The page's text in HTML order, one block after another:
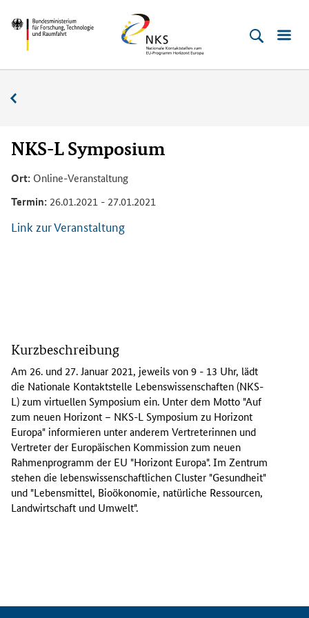
zum
Inhalt
(Eingabetaste)
zum
Hauptmenu
(Eingabetaste)
zur
Suche
(Eingabetaste)
zur
Fußleiste
(Enter)
Bundesministerium
Technologie
Raumfahrt
Horizont
Europa
NKS-L Symposium
Ort: Online-Veranstaltung
Termin: 26.01.2021 - 27.01.2021
Link zur Veranstaltung
r
t
u
e
l
l
e
A
u
f
t
Kurzbeschreibung
Am 26. und 27. Januar 2021, jeweils von 9 - 13 Uhr, lädt
die Nationale Kontaktstelle Lebenswissenschaften (NKS-
L) zum virtuellen Symposium ein. Unter dem Motto "Auf
zum neuen Horizont – NKS-L Symposium zu Horizont
Europa" informieren unter anderem Vertreterinnen und
Vertreter der Europäischen Kommission zum neuen
Rahmenprogramm der EU "Horizont Europa". Im Zentrum
stehen die lebenswissenschaftlichen Cluster "Gesundheit"
und "Lebensmittel, Bioökonomie, natürliche Ressourcen,
Landwirtschaft und Umwelt".